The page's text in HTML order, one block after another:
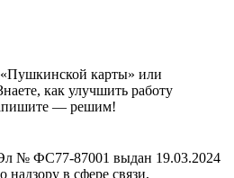
карты» или
как улучшить работу
— решим!
№ ФС77-87001 выдан 19.03.2024
надзору в сфере связи,